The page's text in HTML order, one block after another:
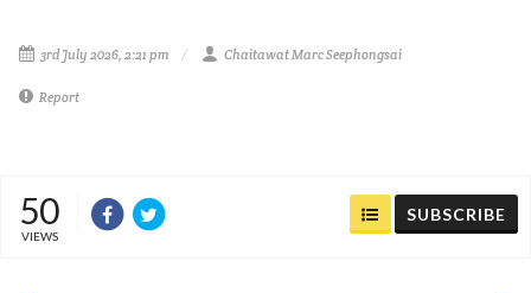
3rd July 2026, 2:21 pm Chaitawat Marc Seephongsai
Report
50
VIEWS
SUBSCRIBE